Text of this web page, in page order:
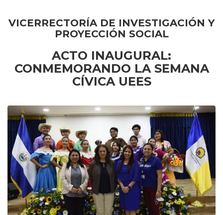
VICERRECTORÍA DE INVESTIGACIÓN Y
PROYECCIÓN SOCIAL
ACTO INAUGURAL:
CONMEMORANDO LA SEMANA
CÍVICA UEES